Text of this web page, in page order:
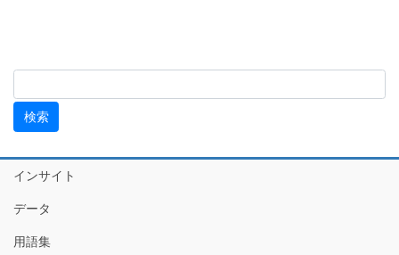
インサイト
データ
用語集